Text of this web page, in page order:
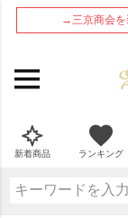
→三京商会を
新着商品 ランキング